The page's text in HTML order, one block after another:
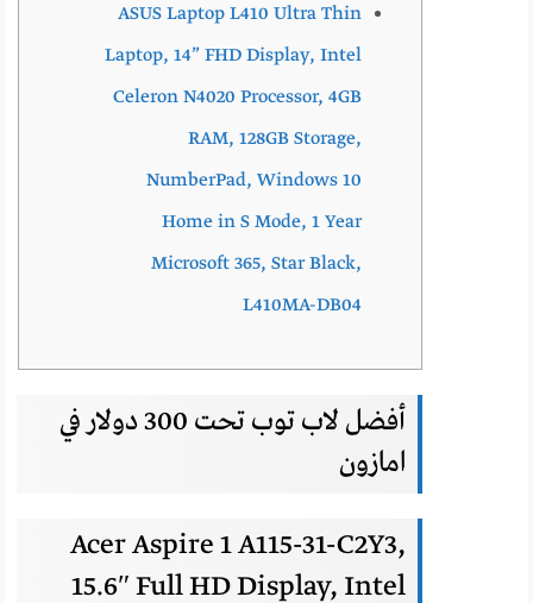
ASUS Laptop L410 Ultra Thin
Laptop, 14” FHD Display, Intel
Celeron N4020 Processor, 4GB
RAM, 128GB Storage,
NumberPad, Windows 10
Home in S Mode, 1 Year
Microsoft 365, Star Black,
L410MA-DB04
أفضل لاب توب تحت 300 دولار في
امازون
Acer Aspire 1 A115-31-C2Y3,
15.6″ Full HD Display, Intel